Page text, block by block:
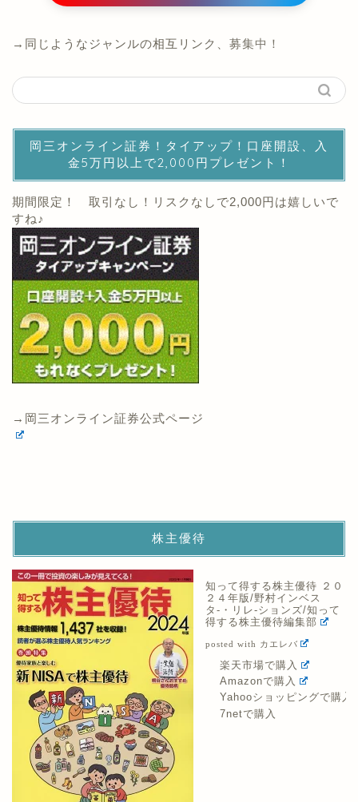
→同じようなジャンルの相互リンク、募集中！
岡三オンライン証券！タイアップ！口座開設、入
金5万円以上で2,000円プレゼント！
期間限定！ 取引なし！リスクなしで2,000円は嬉しいで
すね♪
→岡三オンライン証券公式ページ
株主優待
知って得する株主優待 ２０
２４年版/野村インベス
タ-・リレ-ションズ/知って
得する株主優待編集部
posted with カエレバ
楽天市場で購入
Amazonで購入
Yahooショッピングで購入
7netで購入